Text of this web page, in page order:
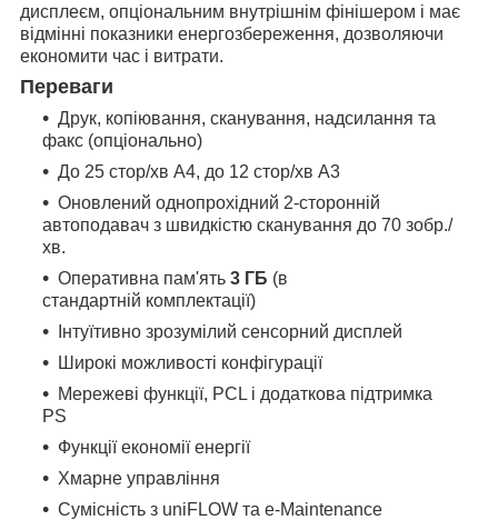
дисплеєм, опціональним внутрішнім фінішером і має
відмінні показники енергозбереження, дозволяючи
економити час і витрати.
Переваги
Друк, копіювання, сканування, надсилання та
факс (опціонально)
До 25 стор/хв А4, до 12 стор/хв А3
Оновлений однопрохідний 2-сторонній
автоподавач з швидкістю сканування до 70 зобр./
хв.
Оперативна пам'ять 3 ГБ (в
стандартній комплектації)
Інтуїтивно зрозумілий сенсорний дисплей
Широкі можливості конфігурації
Мережеві функції, PCL і додаткова підтримка
PS
Функції економії енергії
Хмарне управління
Сумісність з uniFLOW та e-Maintenance